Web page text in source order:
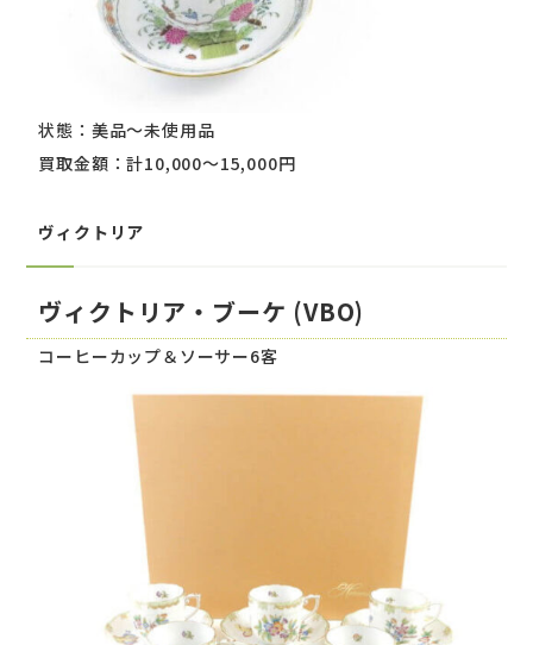
状態：美品～未使用品
買取金額：計10,000～15,000円
ヴィクトリア
ヴィクトリア・ブーケ (VBO)
コーヒーカップ＆ソーサー6客